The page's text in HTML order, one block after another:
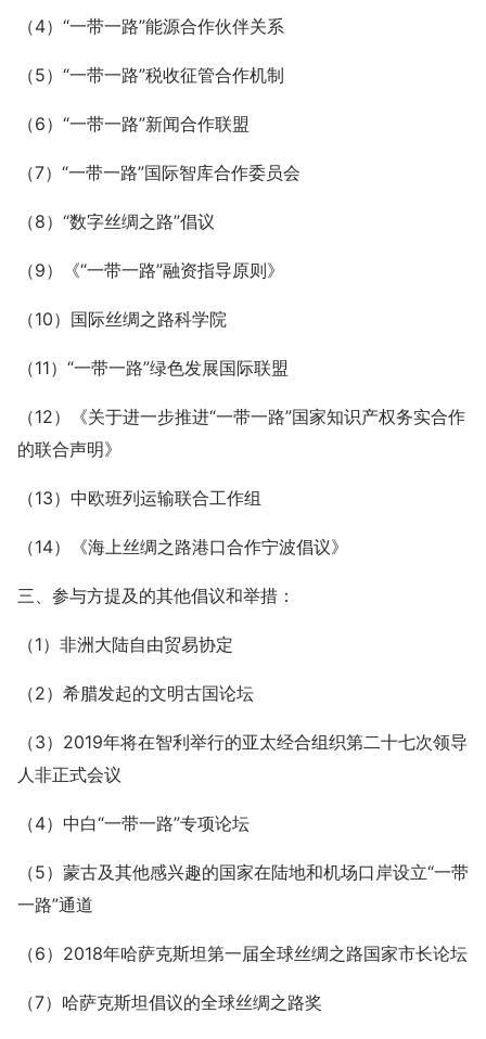
（4）“一带一路”能源合作伙伴关系
（5）“一带一路”税收征管合作机制
（6）“一带一路”新闻合作联盟
（7）“一带一路”国际智库合作委员会
（8）“数字丝绸之路”倡议
（9）《“一带一路”融资指导原则》
（10）国际丝绸之路科学院
（11）“一带一路”绿色发展国际联盟
（12）《关于进一步推进“一带一路”国家知识产权务实合作
的联合声明》
（13）中欧班列运输联合工作组
（14）《海上丝绸之路港口合作宁波倡议》
三、参与方提及的其他倡议和举措：
（1）非洲大陆自由贸易协定
（2）希腊发起的文明古国论坛
（3）2019年将在智利举行的亚太经合组织第二十七次领导
人非正式会议
（4）中白“一带一路”专项论坛
（5）蒙古及其他感兴趣的国家在陆地和机场口岸设立“一带
一路”通道
（6）2018年哈萨克斯坦第一届全球丝绸之路国家市长论坛
（7）哈萨克斯坦倡议的全球丝绸之路奖